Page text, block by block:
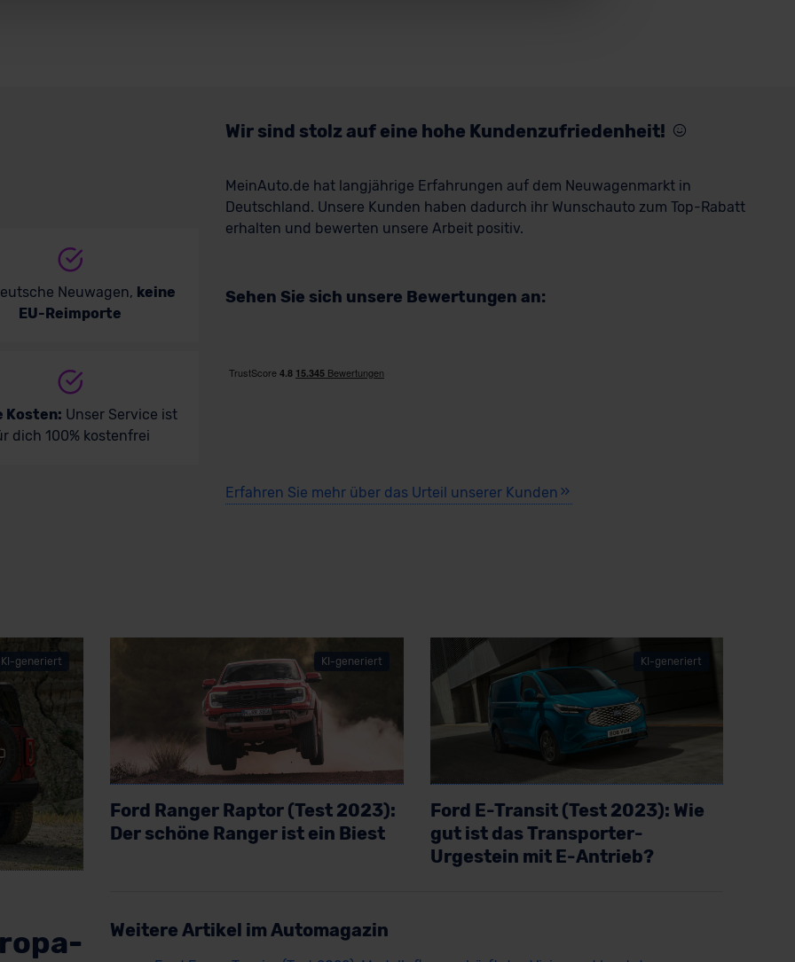
Neuwagen, keine
EU-Reimporte
Kosten: Unser Service ist
dich 100% kostenfrei
Wir sind stolz auf eine hohe Kundenzufriedenheit!
MeinAuto.de hat langjährige Erfahrungen auf dem Neuwagenmarkt in
Deutschland. Unsere Kunden haben dadurch ihr Wunschauto zum Top-Rabatt
erhalten und bewerten unsere Arbeit positiv.
Sehen Sie sich unsere Bewertungen an:
Erfahren Sie mehr über das Urteil unserer Kunden
KI-generiert KI-generiert
Ford Ranger Raptor (Test 2023):
Der schöne Ranger ist ein Biest
KI-generiert
Ford E-Transit (Test 2023): Wie
gut ist das Transporter-
Urgestein mit E-Antrieb?
Weitere Artikel im Automagazin